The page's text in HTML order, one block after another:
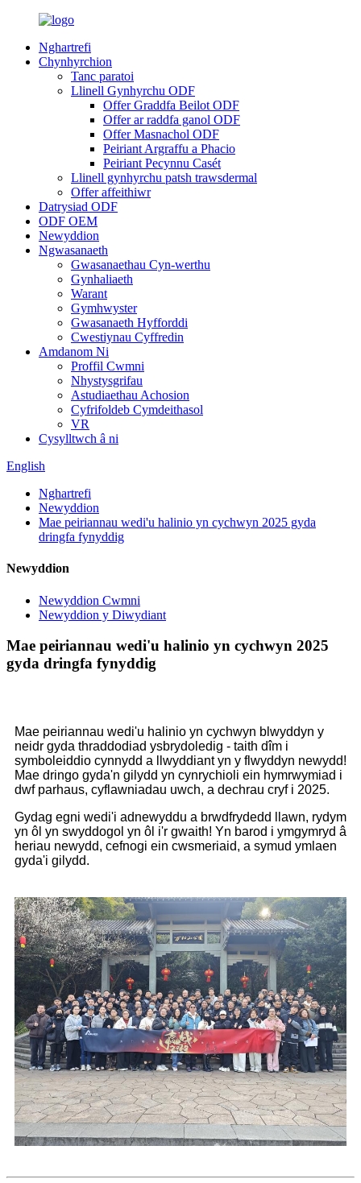
Nghartrefi
Chynhyrchion
Tanc paratoi
Llinell Gynhyrchu ODF
Offer Graddfa Beilot ODF
Offer ar raddfa ganol ODF
Offer Masnachol ODF
Peiriant Argraffu a Phacio
Peiriant Pecynnu Casét
Llinell gynhyrchu patsh trawsdermal
Offer affeithiwr
Datrysiad ODF
ODF OEM
Newyddion
Ngwasanaeth
Gwasanaethau Cyn-werthu
Gynhaliaeth
Warant
Gymhwyster
Gwasanaeth Hyfforddi
Cwestiynau Cyffredin
Amdanom Ni
Proffil Cwmni
Nhystysgrifau
Astudiaethau Achosion
Cyfrifoldeb Cymdeithasol
VR
Cysylltwch â ni
English
Nghartrefi
Newyddion
Mae peiriannau wedi'u halinio yn cychwyn 2025 gyda
dringfa fynyddig
Newyddion
Newyddion Cwmni
Newyddion y Diwydiant
Mae peiriannau wedi'u halinio yn cychwyn 2025
gyda dringfa fynyddig
Mae peiriannau wedi'u halinio yn cychwyn blwyddyn y
neidr gyda thraddodiad ysbrydoledig - taith dîm i
symboleiddio cynnydd a llwyddiant yn y flwyddyn newydd!
Mae dringo gyda'n gilydd yn cynrychioli ein hymrwymiad i
dwf parhaus, cyflawniadau uwch, a dechrau cryf i 2025.
Gydag egni wedi'i adnewyddu a brwdfrydedd llawn, rydym
yn ôl yn swyddogol yn ôl i'r gwaith! Yn barod i ymgymryd â
heriau newydd, cefnogi ein cwsmeriaid, a symud ymlaen
gyda'i gilydd.